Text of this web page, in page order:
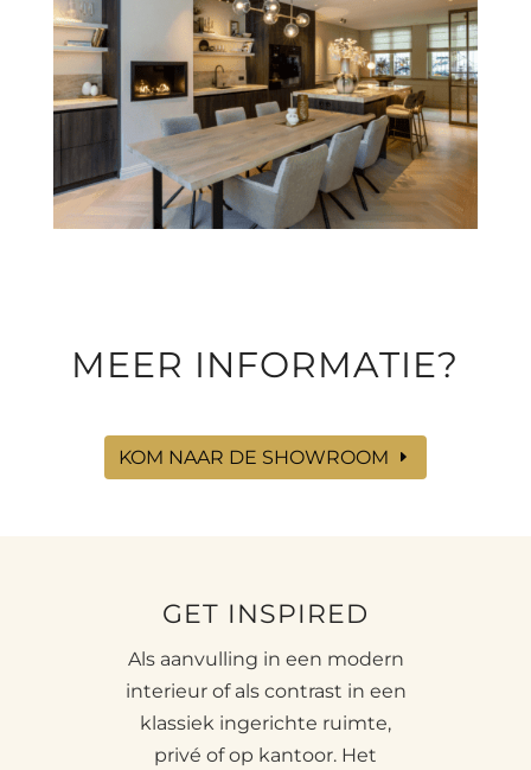
MEER INFORMATIE?
KOM NAAR DE SHOWROOM
GET INSPIRED
Als aanvulling in een modern
interieur of als contrast in een
klassiek ingerichte ruimte,
privé of op kantoor. Het